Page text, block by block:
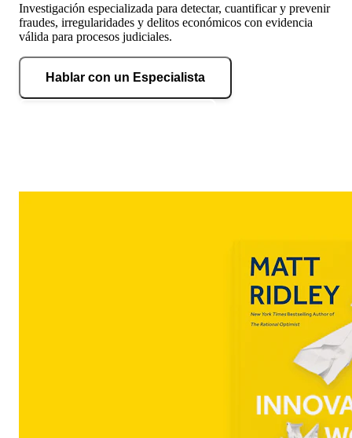
Investigación especializada para detectar, cuantificar y prevenir
fraudes, irregularidades y delitos económicos con evidencia
válida para procesos judiciales.
Hablar con un Especialista